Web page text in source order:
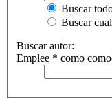
Buscar
Buscar
Buscar autor:
Emplee * como